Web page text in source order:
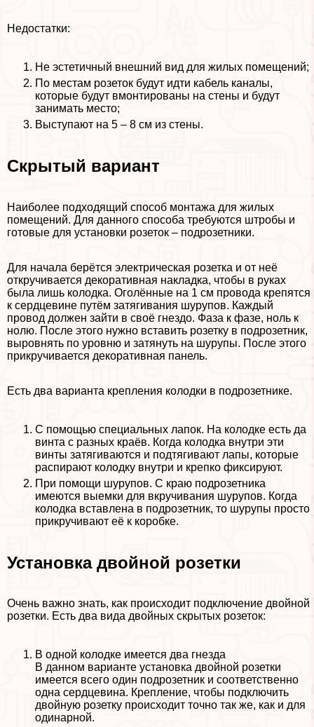
Недостатки:
Не эстетичный внешний вид для жилых помещений;
По местам розеток будут идти кабель каналы,
которые будут вмонтированы на стены и будут
занимать место;
Выступают на 5 – 8 см из стены.
Скрытый вариант
Наиболее подходящий способ монтажа для жилых
помещений. Для данного способа требуются штробы и
готовые для установки розеток – подрозетники.
Для начала берётся электрическая розетка и от неё
откручивается декоративная накладка, чтобы в руках
была лишь колодка. Оголённые на 1 см провода крепятся
к сердцевине путём затягивания шурупов. Каждый
провод должен зайти в своё гнездо. Фаза к фазе, ноль к
нолю. После этого нужно вставить розетку в подрозетник,
выровнять по уровню и затянуть на шурупы. После этого
прикручивается декоративная панель.
Есть два варианта крепления колодки в подрозетнике.
С помощью специальных лапок. На колодке есть да
винта с разных краёв. Когда колодка внутри эти
винты затягиваются и подтягивают лапы, которые
распирают колодку внутри и крепко фиксируют.
При помощи шурупов. С краю подрозетника
имеются выемки для вкручивания шурупов. Когда
колодка вставлена в подрозетник, то шурупы просто
прикручивают её к коробке.
Установка двойной розетки
Очень важно знать, как происходит подключение двойной
розетки. Есть два вида двойных скрытых розеток:
В одной колодке имеется два гнезда
В данном варианте установка двойной розетки
имеется всего один подрозетник и соответственно
одна сердцевина. Крепление, чтобы подключить
двойную розетку происходит точно так же, как и для
одинарной.